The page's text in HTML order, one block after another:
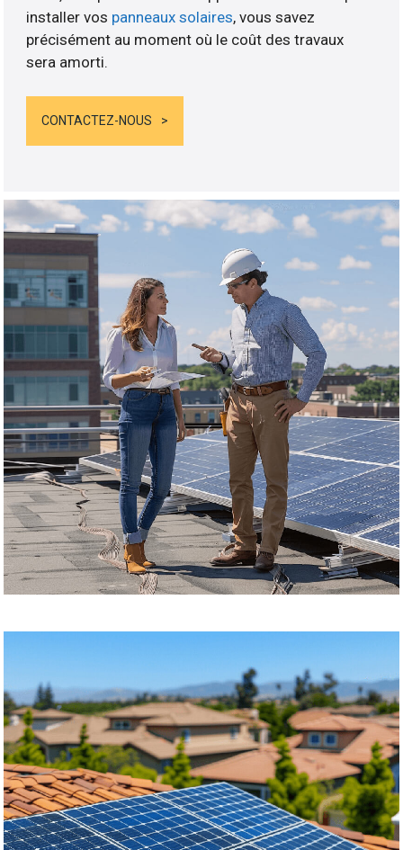
installer vos panneaux solaires, vous savez
précisément au moment où le coût des travaux
sera amorti.
CONTACTEZ-NOUS